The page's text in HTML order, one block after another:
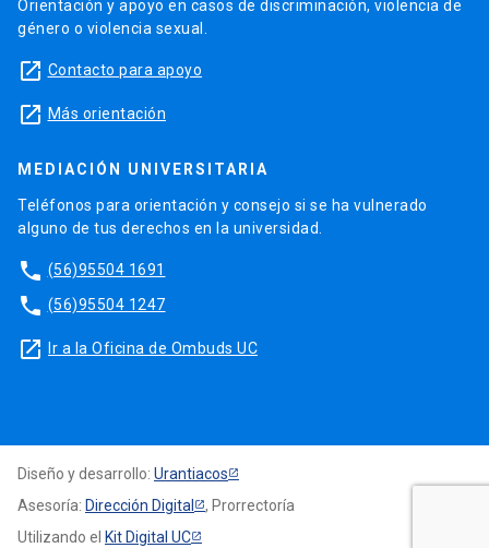
Orientación y apoyo en casos de discriminación, violencia de
género o violencia sexual.
launch Contacto para apoyo
launch Más orientación
MEDIACIÓN UNIVERSITARIA
Teléfonos para orientación y consejo si se ha vulnerado
alguno de tus derechos en la universidad.
phone (56)95504 1691
phone (56)95504 1247
launch Ir a la Oficina de Ombuds UC
Diseño y desarrollo: Urantiacos
Asesoría: Dirección Digital
, Prorrectoría
Utilizando el Kit Digital UC